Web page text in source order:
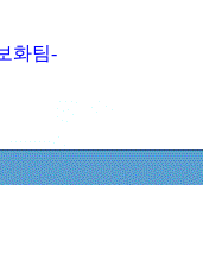
화팀-